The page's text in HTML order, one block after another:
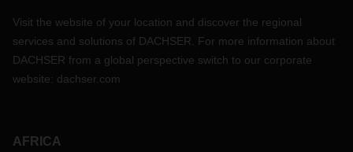
Visit the website of your location and discover the regional
services and solutions of DACHSER. For more information about
DACHSER from a global perspective switch to our corporate
website: dachser.com
AFRICA